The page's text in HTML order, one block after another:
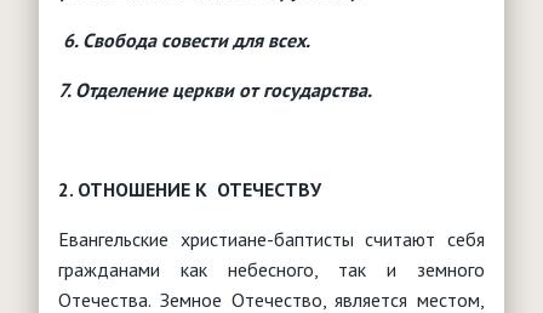
6. Свобода совести для всех.
7. Отделение церкви от государства.
2. ОТНОШЕНИЕ К ОТЕЧЕСТВУ
Евангельские христиане-баптисты считают себя
гражданами как небесного, так и земного
Отечества. Земное Отечество, является местом,